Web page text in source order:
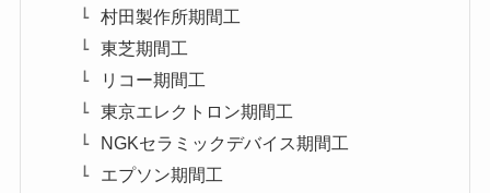
村田製作所期間工
東芝期間工
リコー期間工
東京エレクトロン期間工
NGKセラミックデバイス期間工
エプソン期間工